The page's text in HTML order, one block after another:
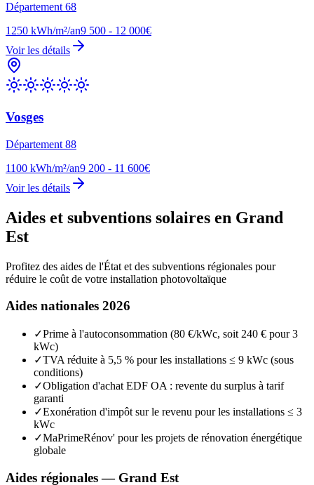
Département 68
1250 kWh/m²/an9 500 - 12 000€
Voir les détails
Vosges
Département 88
1100 kWh/m²/an9 200 - 11 600€
Voir les détails
Aides et subventions solaires en Grand
Est
Profitez des aides de l'État et des subventions régionales pour
réduire le coût de votre installation photovoltaïque
Aides nationales 2026
✓Prime à l'autoconsommation (80 €/kWc, soit 240 € pour 3
kWc)
✓TVA réduite à 5,5 % pour les installations ≤ 9 kWc (sous
conditions)
✓Obligation d'achat EDF OA : revente du surplus à tarif
garanti
✓Exonération d'impôt sur le revenu pour les installations ≤ 3
kWc
✓MaPrimeRénov' pour les projets de rénovation énergétique
globale
Aides régionales — Grand Est